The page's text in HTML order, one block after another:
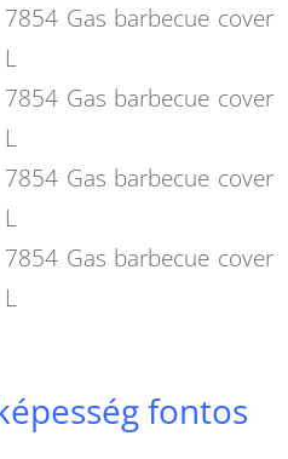
7854 Gas barbecue cover
L
7854 Gas barbecue cover
L
7854 Gas barbecue cover
L
7854 Gas barbecue cover
L
fontos